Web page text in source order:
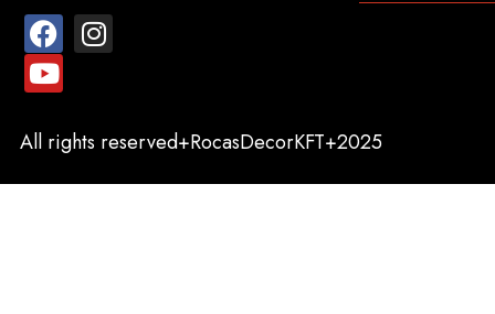
All rights reserved+RocasDecorKFT+2025